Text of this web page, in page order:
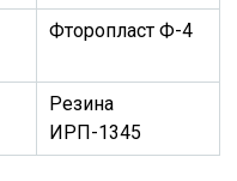
Фторопласт Ф-4
Резина
ИРП-1345